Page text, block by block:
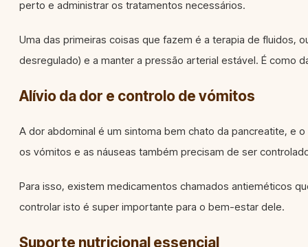
perto e administrar os tratamentos necessários.
Uma das primeiras coisas que fazem é a terapia de fluidos,
desregulado) e a manter a pressão arterial estável. É como
Alívio da dor e controlo de vómitos
A dor abdominal é um sintoma bem chato da pancreatite, e
os vómitos e as náuseas também precisam de ser
Para isso, existem medicamentos chamados antieméticos
controlar isto é super importante para o bem-estar dele.
Suporte nutricional essencial